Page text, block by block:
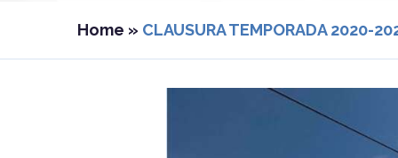
Home » CLAUSURA TEMPORADA 2020-